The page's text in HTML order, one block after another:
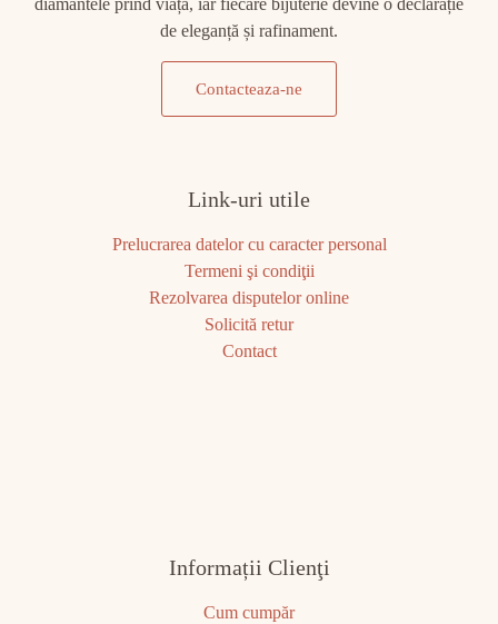
diamantele prind viață, iar fiecare bijuterie devine o declarație
de eleganță și rafinament.
Contacteaza-ne
Link-uri utile
Prelucrarea datelor cu caracter personal
Termeni şi condiţii
Rezolvarea disputelor online
Solicită retur
Contact
Informații Clienţi
Cum cumpăr